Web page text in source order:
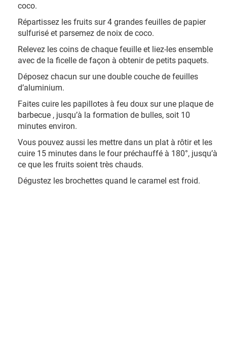
coco.
Répartissez les fruits sur 4 grandes feuilles de papier
sulfurisé et parsemez de noix de coco.
Relevez les coins de chaque feuille et liez-les ensemble
avec de la ficelle de façon à obtenir de petits paquets.
Déposez chacun sur une double couche de feuilles
d’aluminium.
Faites cuire les papillotes à feu doux sur une plaque de
barbecue , jusqu’à la formation de bulles, soit 10
minutes environ.
Vous pouvez aussi les mettre dans un plat à rôtir et les
cuire 15 minutes dans le four préchauffé à 180°, jusqu’à
ce que les fruits soient très chauds.
Dégustez les brochettes quand le caramel est froid.